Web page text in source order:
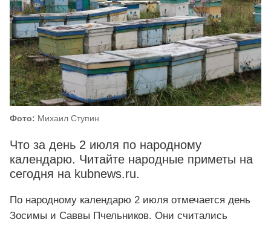
Фото: Михаил Ступин
Что за день 2 июля по народному
календарю. Читайте народные приметы на
сегодня на kubnews.ru.
По народному календарю 2 июля отмечается день
Зосимы и Саввы Пчельников. Они считались